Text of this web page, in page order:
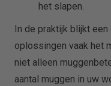
het slapen.
In de praktijk blijkt
oplossingen vaak het
niet alleen
aantal muggen in uw